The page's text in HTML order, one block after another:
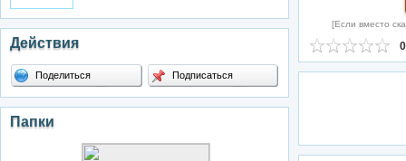
Действия
Поделиться Подписаться
Папки
[Если вместо